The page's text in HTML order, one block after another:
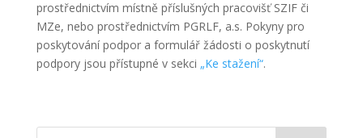
prostřednictvím místně příslušných pracovišť SZIF či
MZe, nebo prostřednictvím PGRLF, a.s. Pokyny pro
poskytování podpor a formulář žádosti o poskytnutí
podpory jsou přístupné v sekci „Ke stažení“.